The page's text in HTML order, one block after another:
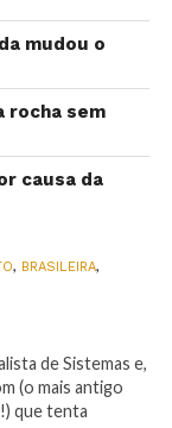
mudou o
rocha sem
causa da
, BRASILEIRA,
de Sistemas e,
(o mais antigo
que tenta